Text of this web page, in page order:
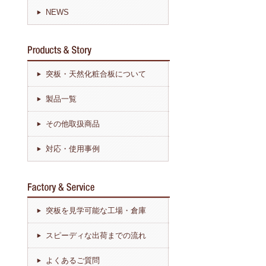
NEWS
突板・天然化粧合板について
製品一覧
その他取扱商品
対応・使用事例
突板を見学可能な工場・倉庫
スピーディな出荷までの流れ
よくあるご質問